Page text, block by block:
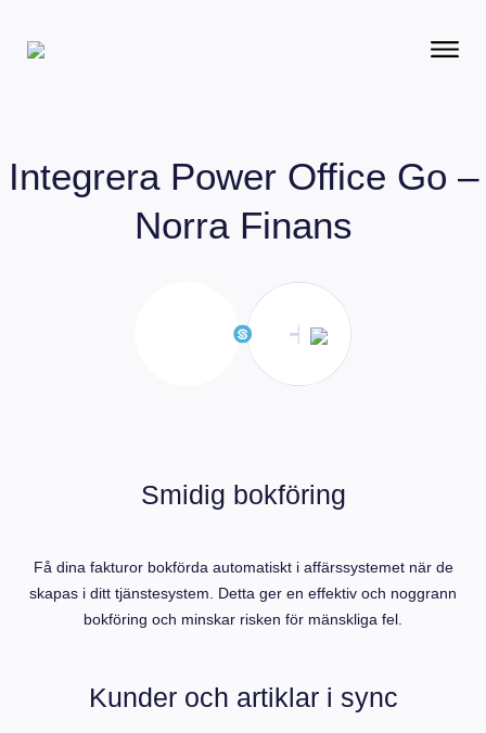
Integrera Power Office Go –
Norra Finans
Smidig bokföring
Få dina fakturor bokförda automatiskt i affärssystemet när de
skapas i ditt tjänstesystem. Detta ger en effektiv och noggrann
bokföring och minskar risken för mänskliga fel.
Kunder och artiklar i sync